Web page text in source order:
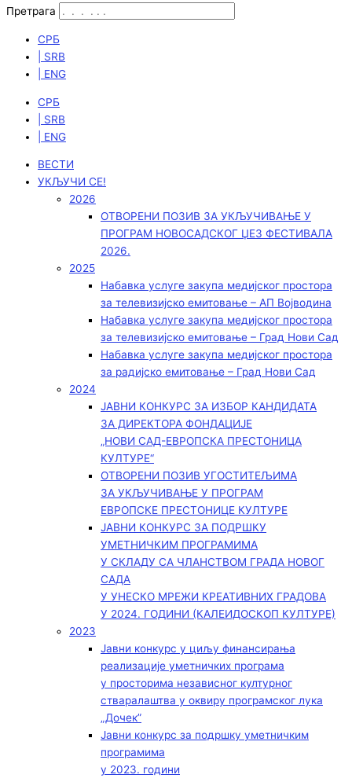
Претрага
СРБ
| SRB
| ENG
СРБ
| SRB
| ENG
ВЕСТИ
УКЉУЧИ СЕ!
2026
ОТВОРЕНИ ПОЗИВ ЗА УКЉУЧИВАЊЕ У
ПРОГРАМ НОВОСАДСКОГ ЏЕЗ ФЕСТИВАЛА
2026.
2025
Набавка услуге закупа медијског простора
за телевизијско емитовање – АП Војводинa
Набавка услуге закупа медијског простора
за телевизијско емитовање – Град Нови Сад
Набавка услуге закупа медијског простора
за радијско емитовање – Град Нови Сад
2024
ЈАВНИ КОНКУРС ЗА ИЗБОР КАНДИДАТА
ЗА ДИРЕКТОРА ФОНДАЦИЈЕ
„НОВИ САД-ЕВРОПСКА ПРЕСТОНИЦА
КУЛТУРЕ“
ОТВОРЕНИ ПОЗИВ УГОСТИТЕЉИМА
ЗА УКЉУЧИВАЊЕ У ПРОГРАМ
ЕВРОПСКЕ ПРЕСТОНИЦЕ КУЛТУРЕ
ЈАВНИ КОНКУРС ЗА ПОДРШКУ
УМЕТНИЧКИМ ПРОГРАМИМА
У СКЛАДУ СА ЧЛАНСТВОМ ГРАДА НОВОГ
САДА
У УНЕСКО МРЕЖИ КРЕАТИВНИХ ГРАДОВА
У 2024. ГОДИНИ (КАЛЕИДОСКОП КУЛТУРЕ)
2023
Јавни конкурс у циљу финансирања
реализације уметничких програма
у просторима независног културног
стваралаштва у оквиру програмског лука
„Дочек”
Јавни конкурс за подршку уметничким
програмима
у 2023. години